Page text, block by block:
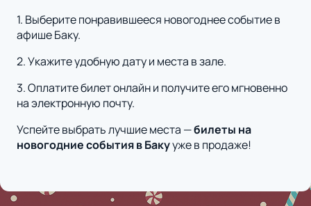
1. Выберите понравившееся новогоднее событие в
афише Баку.
2. Укажите удобную дату и места в зале.
3. Оплатите билет онлайн и получите его мгновенно
на электронную почту.
Успейте выбрать лучшие места —билеты на
новогодние события в Бакууже в продаже!